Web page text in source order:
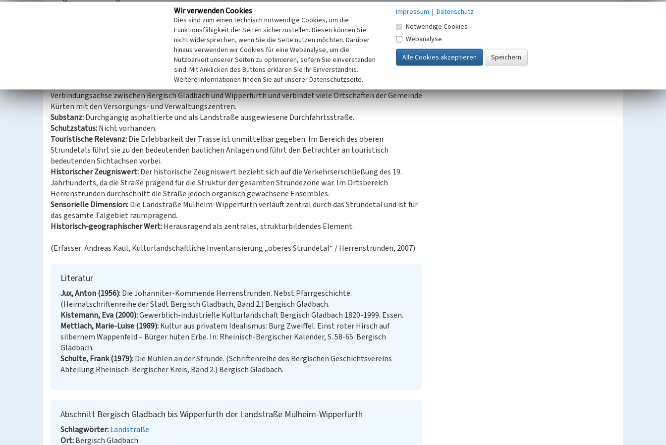
Für die Kulturlandschaft des Strundetals bedeutete der Bau der „Fürstenbergischen Kunststraße“ einen
eklatanten Einschnitt: Wassergräben und Weiher der historischen Gebäude wurden zugeschüttet. Des
Weiteren wurden die Ensembles durch den Straßenbau regelrecht zerschnitten: Die Kommende wurde von der
zugehörigen Kapelle abgeschnitten, das Anwesen der Burg Zweiffel in zwei Teile (Herrenhaus und
Die Straße L 286 (bis Herrenstrunden „Kürtener Straße“) ist eine wichtige
Verbindungsachse zwischen Bergisch Gladbach und Wipperfürth und verbindet viele Ortschaften der Gemeinde
Kürten mit den Versorgungs- und Verwaltungszentren.
Substanz:Durchgängig asphaltierte und als Landstraße ausgewiesene Durchfahrtsstraße.
Schutzstatus:Nicht vorhanden.
Touristische Relevanz:Die Erlebbarkeit der Trasse ist unmittelbar gegeben. Im Bereich des oberen
Strundetals führt sie zu den bedeutenden baulichen Anlagen und führt den Betrachter an touristisch
bedeutenden Sichtachsen vorbei.
Historischer Zeugniswert:Der historische Zeugniswert bezieht sich auf die Verkehrserschließung des 19.
Jahrhunderts, da die Straße prägend für die Struktur der gesamten Strundezone war. Im Ortsbereich
Herrenstrunden durchschnitt die Straße jedoch organisch gewachsene Ensembles.
Sensorielle Dimension:Die Landstraße Mülheim-Wipperfürth verläuft zentral durch das Strundetal und ist für
das gesamte Talgebiet raumprägend.
Historisch-geographischer Wert:Herausragend als zentrales, strukturbildendes Element.
(Erfasser: Andreas Kaul, Kulturlandschaftliche Inventarisierung „oberes Strundetal“ / Herrenstrunden, 2007)
Literatur
Jux, Anton (1956) Die Johanniter-Kommende Herrenstrunden. Nebst Pfarrgeschichte.
(Heimatschriftenreihe der Stadt Bergisch Gladbach, Band 2.) Bergisch Gladbach.
Kistemann, Eva (2000) Gewerblich-industrielle Kulturlandschaft Bergisch Gladbach 1820-1999. Essen.
Mettlach, Marie-Luise (1989) Kultur aus privatem Idealismus: Burg Zweiffel. Einst roter Hirsch auf
silbernem Wappenfeld – Bürger hüten Erbe. In: Rheinisch-Bergischer Kalender, S. 58-65. Bergisch
Gladbach.
Schulte, Frank (1979) Die Mühlen an der Strunde. (Schriftenreihe des Bergischen Geschichtsvereins
Abteilung Rheinisch-Bergischer Kreis, Band 2.) Bergisch Gladbach.
Abschnitt Bergisch Gladbach bis Wipperfürth der Landstraße Mülheim-Wipperfürth
Schlagwörter Landstraße
Ort Bergisch Gladbach
Wir verwenden Cookies
Dies sind zum einen technisch notwendige Cookies, um die
Funktionsfähigkeit der Seiten sicherzustellen. Diesen können Sie
nicht widersprechen, wenn Sie die Seite nutzen möchten. Darüber
hinaus verwenden wir Cookies für eine Webanalyse, um die
Nutzbarkeit unserer Seiten zu optimieren, sofern Sie einverstanden
sind. Mit Anklicken des Buttons erklären Sie Ihr Einverständnis.
Weitere Informationen finden Sie auf unserer Datenschutzseite.
Impressum | Datenschutz
Notwendige Cookies
Webanalyse